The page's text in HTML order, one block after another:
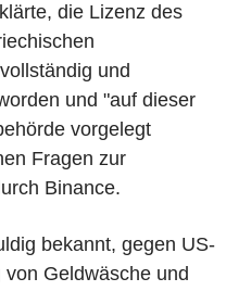
die Lizenz des
und
und "auf dieser
vorgelegt
Fragen zur
Binance.
bekannt, gegen US-
Geldwäsche und